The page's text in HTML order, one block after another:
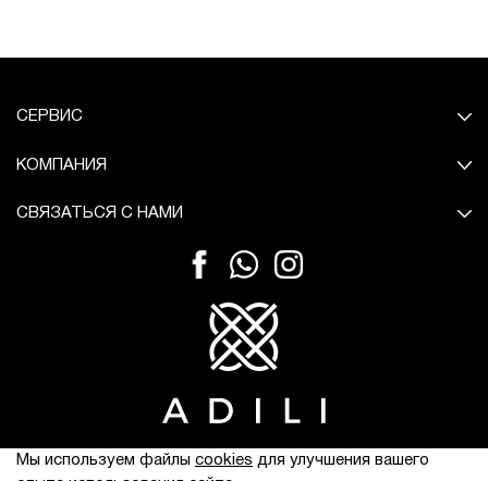
© Все права защищены.
СЕРВИС
КОМПАНИЯ
СВЯЗАТЬСЯ С НАМИ
Мы используем файлы cookies для улучшения вашего